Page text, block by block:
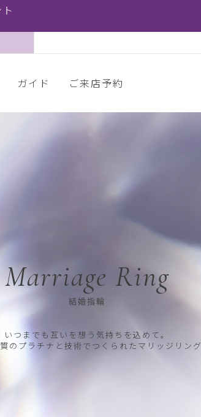
ガイド ご来店予約
Marriage Ring
結婚指輪
いつまでも互いを想う気持ちを込めて。
のプラチナと技術でつくられたマリッジリング